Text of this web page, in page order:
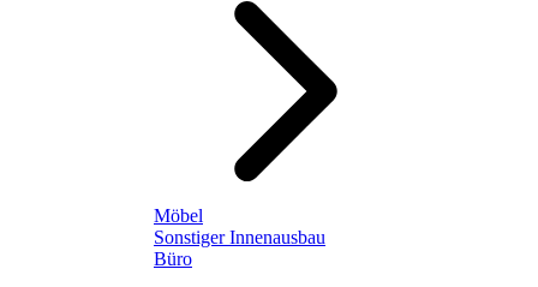
Möbel
Sonstiger Innenausbau
Büro